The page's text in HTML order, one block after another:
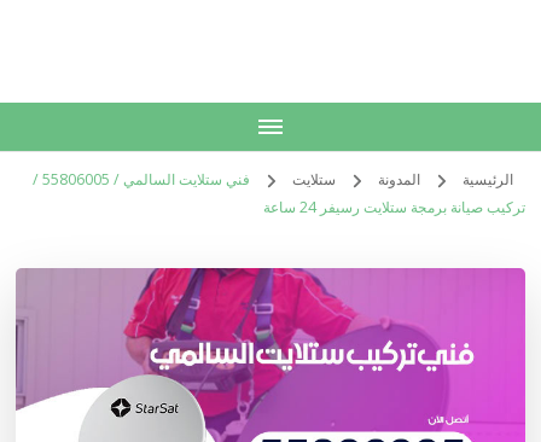
الرئيسية المدونة ستلايت
فني ستلايت السالمي / 55806005 /
تركيب صيانة برمجة ستلايت رسيفر 24 ساعة